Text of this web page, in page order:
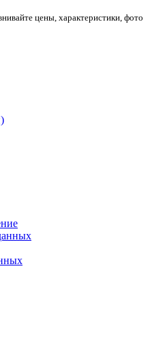
цены, характеристики, фото